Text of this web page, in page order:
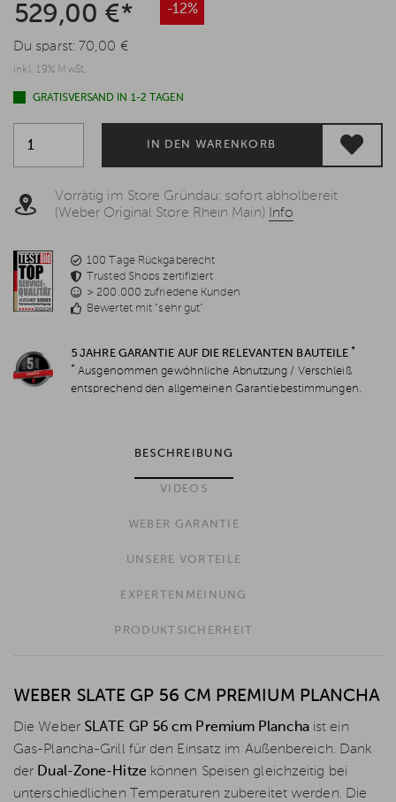
529,00 €* -12%
Du sparst:70,00 €
inkl. 19% MwSt.
GRATISVERSAND IN 1-2 TAGEN
IN DEN WARENKORB
Vorrätig im Store Gründau: sofort abholbereit
(Weber Original Store Rhein Main) Info
100 Tage Rückgaberecht
Trusted Shops zertifiziert
> 200.000 zufriedene Kunden
Bewertet mit "sehr gut"
5 JAHRE GARANTIE AUF DIE RELEVANTEN BAUTEILE *
* Ausgenommen gewöhnliche Abnutzung / Verschleiß
entsprechend den allgemeinen Garantiebestimmungen.
BESCHREIBUNG
VIDEOS
WEBER GARANTIE
UNSERE VORTEILE
EXPERTENMEINUNG
PRODUKTSICHERHEIT
WEBER SLATE GP 56 CM PREMIUM PLANCHA
Die Weber SLATE GP 56 cm Premium Planchaist ein
Gas-Plancha-Grill für den Einsatz im Außenbereich. Dank
der Dual-Zone-Hitze können Speisen gleichzeitig bei
unterschiedlichen Temperaturen zubereitet werden. Die